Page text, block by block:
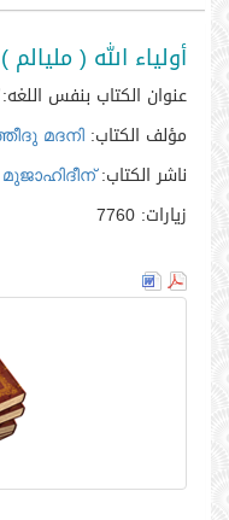
أولياء الله ( مليالم )
عنوان الكتاب بنفس اللغه:
مؤلف الكتاب: മദനി
ناشر الكتاب:
زيارات: